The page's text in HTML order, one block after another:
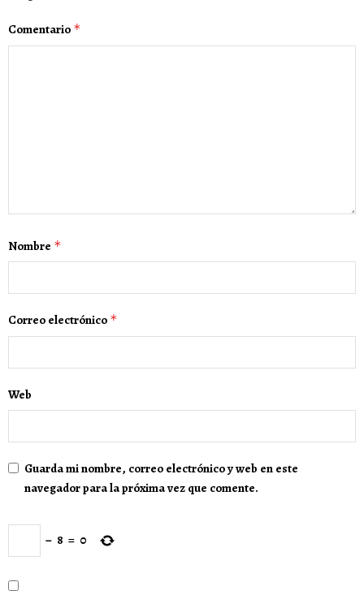
Comentario *
Nombre *
Correo electrónico *
Web
Guarda mi nombre, correo electrónico y web en este
navegador para la próxima vez que comente.
− 8 = 0